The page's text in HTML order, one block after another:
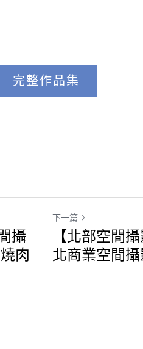
完整作品集
攝
肉
下一篇
【北部空間
北商業空間